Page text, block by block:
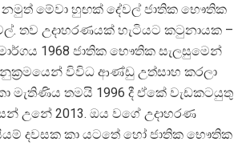
නමුත් මේවා හුඟක් දේවල් ජාතික භෞතික
තව උදාහරණයක් හැටියට කටුනායක –
1968 ජාතික භෞතික සැලසුමෙන්
විවිධ ආණ්ඩු උත්සාහ කරලා
මැතිණිය තමයි 1996 දී ඒකේ වැඩකටයුතු
උනේ 2013. ඔය වගේ උදාහරණ
දවසක කා යටතේ හෝ ජාතික භෞතික